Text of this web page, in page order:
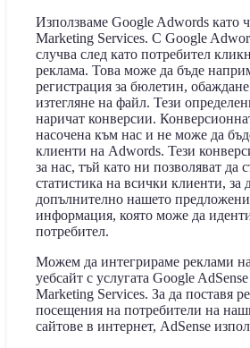
Използваме Google Adwords като
Marketing Services. С Google
случва след като потребител
реклама. Това може да бъде
регистрация за бюлетин,
изтегляне на файл. Тези
наричат конверсии.
насочена към нас и не може да
клиенти на Adwords. Тези
за нас, тъй като ни позволяват да
статистика на всички клиенти, за
допълнително нашето
информация, която може да
потребител.
Можем да интегрираме реклами
уебсайт с услугата Google
Marketing Services. За да поставя
посещения на потребители на
сайтове в интернет, AdSense